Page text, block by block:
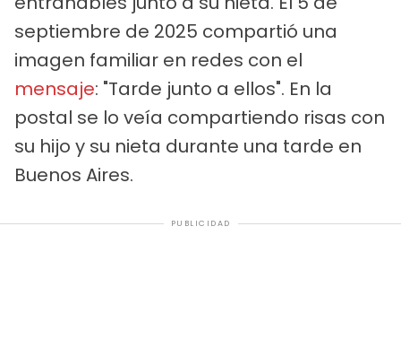
septiembre de 2025 compartió una
imagen familiar en redes con el
mensaje: "Tarde junto a ellos". En la
postal se lo veía compartiendo risas con
su hijo y su nieta durante una tarde en
Buenos Aires.
PUBLICIDAD